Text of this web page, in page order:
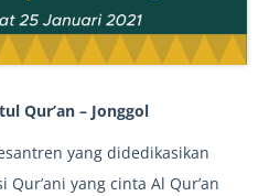
Qur’an – Jonggol
yang didedikasikan
yang cinta Al Qur’an